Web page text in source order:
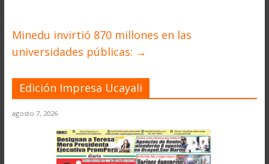
Minedu invirtió 870 millones en las
universidades públicas: →
Edición Impresa Ucayali
agosto 7, 2026